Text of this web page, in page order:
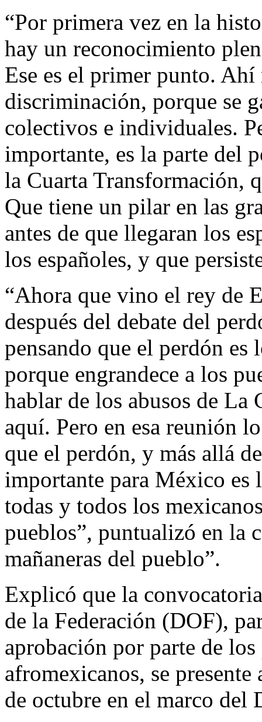
“Por primera vez en la
hay un reconocimiento
Ese es el primer punto.
discriminación, porque se
colectivos e individuales.
importante, es la parte del
la Cuarta Transformación,
Que tiene un pilar en las
antes de que llegaran los
los españoles, y que
“Ahora que vino el rey de
después del debate del
pensando que el perdón
porque engrandece a los
hablar de los abusos de
aquí. Pero en esa reunión
que el perdón, y más allá
importante para México es
todas y todos los
pueblos”, puntualizó en la
mañaneras del pueblo”.
Explicó que la
de la Federación (DOF),
aprobación por parte de
afromexicanos, se
de octubre en el marco